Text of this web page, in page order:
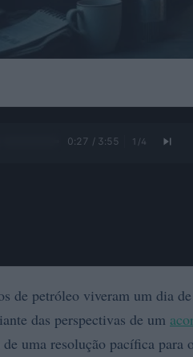
0:28 / 3:55 1 /4
de petróleo viveram um dia
das perspectivas de um
de uma resolução pacífica